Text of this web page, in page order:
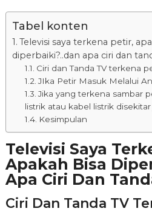
Tabel konten
Televisi saya terkena petir,
diperbaiki?..dan apa ciri dan
Ciri dan Tanda TV terkena
JIka Petir Masuk Melalui
Jika yang terkena sambar
listrik atau kabel listrik
Kesimpulan
Televisi Saya
Apakah Bisa
Apa Ciri Dan
Ciri Dan Tanda TV